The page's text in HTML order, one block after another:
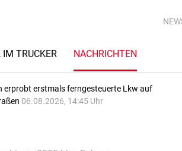
TRUCKER NACHRICHTEN
erprobt erstmals ferngesteuerte Lkw auf
06.08.2026, 14:45 Uhr